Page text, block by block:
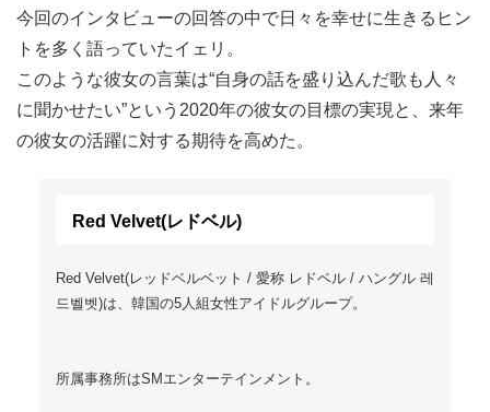
今回のインタビューの回答の中で日々を幸せに生きるヒン
トを多く語っていたイェリ。
このような彼女の言葉は“自身の話を盛り込んだ歌も人々
に聞かせたい”という2020年の彼女の目標の実現と、来年
の彼女の活躍に対する期待を高めた。
Red Velvet(レドベル)
Red Velvet(レッドベルベット / 愛称 レドベル / ハングル 레
드벨벳)は、韓国の5人組女性アイドルグループ。
所属事務所はSMエンターテインメント。